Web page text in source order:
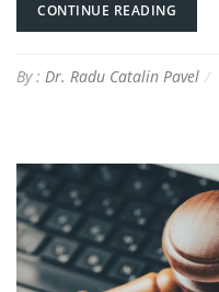
CONTINUE READING
By : Dr. Radu Catalin Pavel